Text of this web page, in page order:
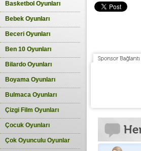
Basketbol Oyunları
Bebek Oyunları
Beceri Oyunları
Ben 10 Oyunları
Bilardo Oyunları
Boyama Oyunları
Bulmaca Oyunları
Çizgi Film Oyunları
Çocuk Oyunları
Çok Oyunculu Oyunlar